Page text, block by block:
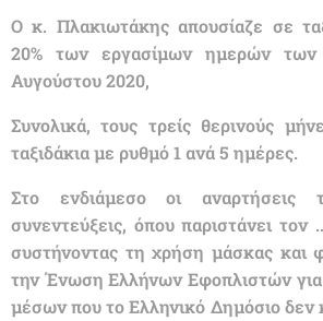
Ο κ. Πλακιωτάκης απουσίαζε σε
20% των εργασίμων ημερών
Αυγούστου 2020,
Συνολικά, τους τρείς θερινούς
ταξιδάκια με ρυθμό 1 ανά 5 ημέρες.
Στο ενδιάμεσο οι
συνεντεύξεις, όπου παριστάνει τον
συστήνοντας τη χρήση μάσκας και
την Ένωση Ελλήνων Εφοπλιστών
μέσων που το Ελληνικό Δημόσιο δεν